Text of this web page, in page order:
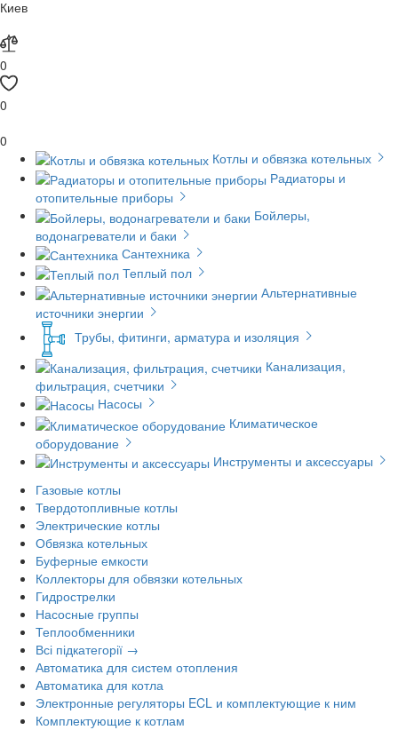
Киев
0
0
0
Котлы и обвязка котельных
Радиаторы и
отопительные приборы
Бойлеры,
водонагреватели и баки
Сантехника
Теплый пол
Альтернативные
источники энергии
Трубы, фитинги, арматура и изоляция
Канализация,
фильтрация, счетчики
Насосы
Климатическое
оборудование
Инструменты и аксессуары
Газовые котлы
Твердотопливные котлы
Электрические котлы
Обвязка котельных
Буферные емкости
Коллекторы для обвязки котельных
Гидрострелки
Насосные группы
Теплообменники
Всі підкатегорії →
Автоматика для систем отопления
Автоматика для котла
Электронные регуляторы ECL и комплектующие к ним
Комплектующие к котлам